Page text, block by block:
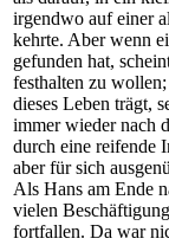
irgendwo auf einer
kehrte. Aber wenn
gefunden hat,
festhalten zu
dieses Leben trägt,
immer wieder nach
durch eine reifende
aber für sich
Als Hans am Ende
vielen
fortfallen. Da war